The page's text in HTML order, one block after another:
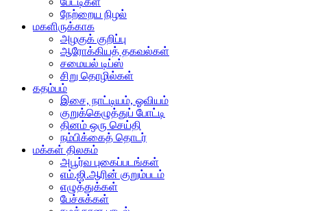
நேற்றைய நிழல்
மகளிருக்காக
அழகுக் குறிப்பு
ஆரோக்கியத் தகவல்கள்
சமையல் டிப்ஸ்
சிறு தொழில்கள்
கதம்பம்
இசை, நாட்டியம், ஓவியம்
குறுக்கெழுத்துப் போட்டி
தினம் ஒரு செய்தி
நம்பிக்கைத் தொடர்
மக்கள் திலகம்
அபூர்வ புகைப்படங்கள்
எம்.ஜி.ஆரின் குறும்படம்
எழுத்துக்கள்
பேச்சுக்கள்